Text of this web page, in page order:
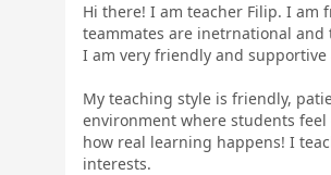
以插圖學習英
文文法
主題Talk 口說
Hi there! I am teacher Filip. I am
teammates are inetrnational
I am very friendly and
My teaching style is friendly,
environment where students feel
how real learning happens! I
interests.